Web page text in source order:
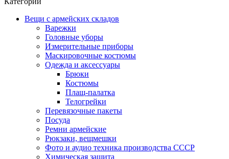
Вещи с армейских складов
Варежки
Головные уборы
Измерительные приборы
Маскировочные костюмы
Одежда и аксессуары
Брюки
Костюмы
Плащ-палатка
Телогрейки
Перевязочные пакеты
Посуда
Ремни армейские
Рюкзаки, вещмешки
Фото и аудио техника производства СССР
Химическая защита